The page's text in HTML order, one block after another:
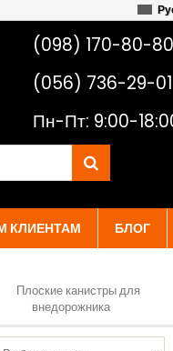
(098) 170-80-80
(056) 736-29-01
Пн-Пт: 9:00-
КЛИЕНТАМ БЛОГ